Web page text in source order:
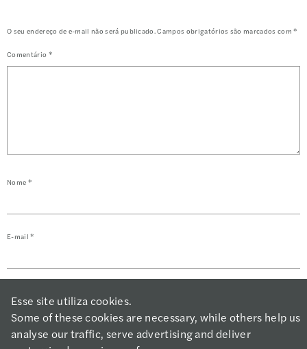
O seu endereço de e-mail não será publicado.Campos obrigatórios são marcados com*
Comentário *
Nome *
E-mail*
Esse site utiliza cookies.
Some of these cookies are necessary, while others help us
analyse our traffic, serve advertising and deliver